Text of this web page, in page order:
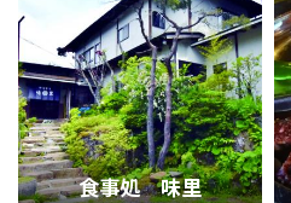
食事処 味里